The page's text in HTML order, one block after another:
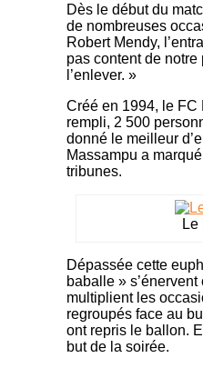
Dès le début du
de nombreuses
Robert Mendy,
pas content de
l’enlever. »
Créé en 1994, le FC
rempli, 2 500
donné le meilleur
Massampu a
tribunes.
Dépassée cette
baballe »
multiplient les
regroupés face au
ont repris le ballon.
but de la soirée.